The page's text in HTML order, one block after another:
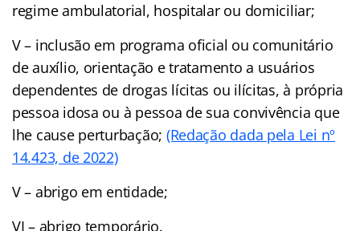
regime ambulatorial, hospitalar ou domiciliar;
V – inclusão em programa oficial ou comunitário
de auxílio, orientação e tratamento a usuários
dependentes de drogas lícitas ou ilícitas, à própria
pessoa idosa ou à pessoa de sua convivência que
lhe cause perturbação; (Redação dada pela Lei nº
14.423, de 2022)
V – abrigo em entidade;
VI – abrigo temporário.